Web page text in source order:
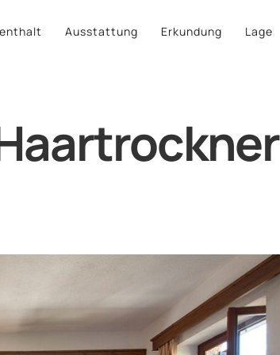
Ausstattung Erkundung Lage